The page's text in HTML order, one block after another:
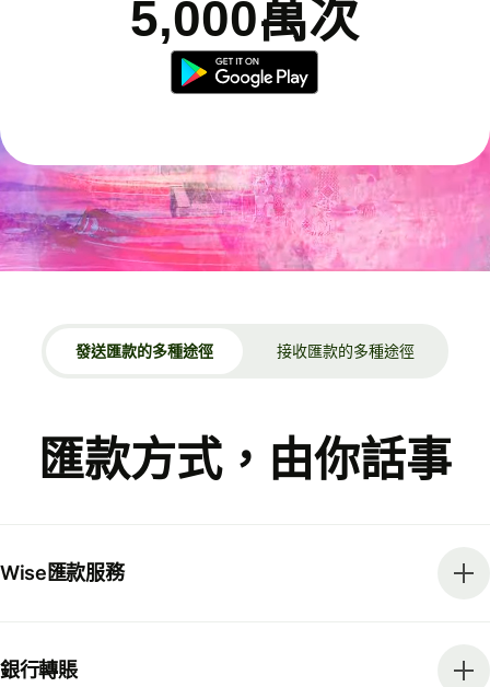
5,000萬次
發送匯款的多種途徑 接收匯款的多種途徑
匯款方式，由你話事
Wise匯款服務
銀行轉賬